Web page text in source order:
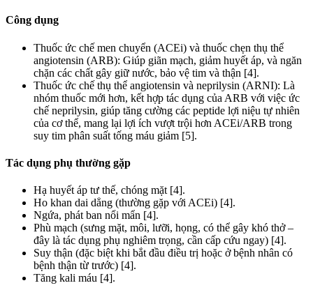
Công dụng
Thuốc ức chế men chuyển (ACEi) và thuốc chẹn thụ thể
angiotensin (ARB): Giúp giãn mạch, giảm huyết áp, và ngăn
chặn các chất gây giữ nước, bảo vệ tim và thận [4].
Thuốc ức chế thụ thể angiotensin và neprilysin (ARNI): Là
nhóm thuốc mới hơn, kết hợp tác dụng của ARB với việc ức
chế neprilysin, giúp tăng cường các peptide lợi niệu tự nhiên
của cơ thể, mang lại lợi ích vượt trội hơn ACEi/ARB trong
suy tim phân suất tống máu giảm [5].
Tác dụng phụ thường gặp
Hạ huyết áp tư thế, chóng mặt [4].
Ho khan dai dẳng (thường gặp với ACEi) [4].
Ngứa, phát ban nổi mẩn [4].
Phù mạch (sưng mặt, môi, lưỡi, họng, có thể gây khó thở –
đây là tác dụng phụ nghiêm trọng, cần cấp cứu ngay) [4].
Suy thận (đặc biệt khi bắt đầu điều trị hoặc ở bệnh nhân có
bệnh thận từ trước) [4].
Tăng kali máu [4].